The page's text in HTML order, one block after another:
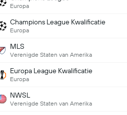
Europa
Champions League Kwalificatie
Europa
MLS
Verenigde Staten van Amerika
Europa League Kwalificatie
Europa
NWSL
Verenigde Staten van Amerika